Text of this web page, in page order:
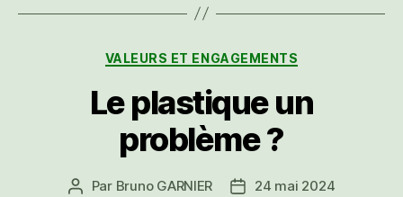
Catégories
VALEURS ET ENGAGEMENTS
Le plastique un
problème ?
Auteur
Par Bruno GARNIER
Date24 mai 2024